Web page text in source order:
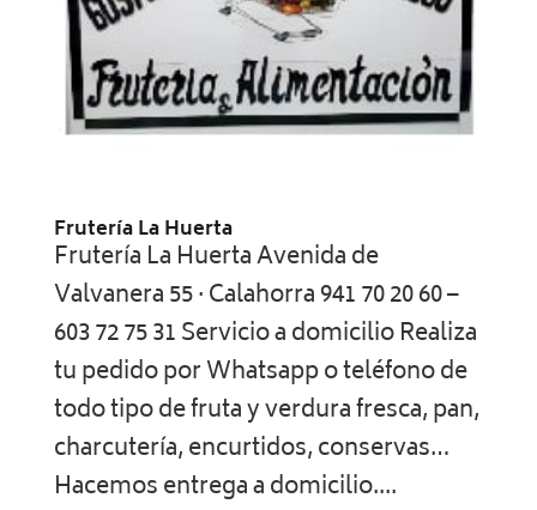
Frutería La Huerta
Frutería La Huerta Avenida de
Valvanera 55 · Calahorra 941 70 20 60 –
603 72 75 31 Servicio a domicilio Realiza
tu pedido por Whatsapp o teléfono de
todo tipo de fruta y verdura fresca, pan,
charcutería, encurtidos, conservas…
Hacemos entrega a domicilio....